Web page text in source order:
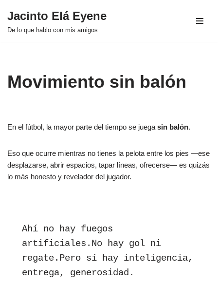
Saltar
Jacinto Elá Eyene
De lo que hablo con mis amigos
Movimiento sin balón
En el fútbol, la mayor parte del tiempo se juega sin balón.
Eso que ocurre mientras no tienes la pelota entre los pies —ese
desplazarse, abrir espacios, tapar líneas, ofrecerse— es quizás
lo más honesto y revelador del jugador.
Ahí no hay fuegos
artificiales.No hay gol ni
regate.Pero sí hay inteligencia,
entrega, generosidad.